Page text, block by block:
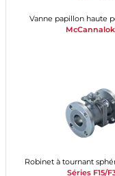
Vanne papillon haute
Robinet à tournant
Séries F15/